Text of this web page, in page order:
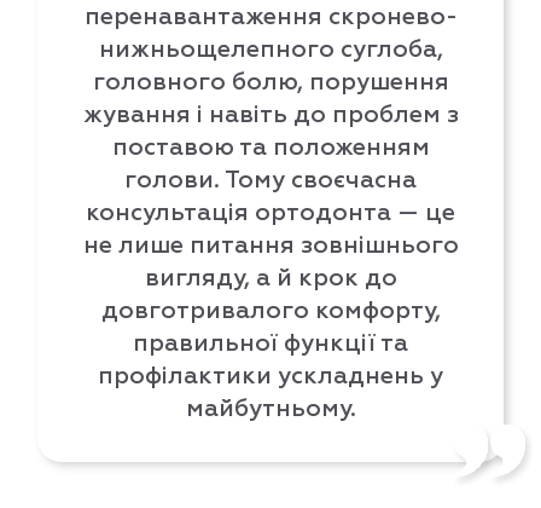
перенавантаження скронево-
нижньощелепного суглоба,
головного болю, порушення
жування і навіть до проблем з
поставою та положенням
голови. Тому своєчасна
консультація ортодонта — це
не лише питання зовнішнього
вигляду, а й крок до
довготривалого комфорту,
правильної функції та
профілактики ускладнень у
майбутньому.